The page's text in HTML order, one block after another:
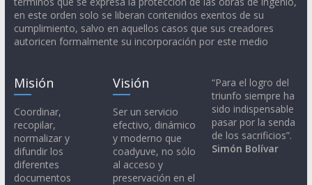
en este orden solo se liberan contenidos exentos de su
cumplimiento, salvo en aquellos casos que sus creadores
autoricen formalmente su incorporación por este medio
Misión
Coordinar,
recopilar,
normalizar y
difundir los
diferentes
documentos
Visión
Ser un servicio
efectivo, dinámico
y moderno que
coadyuve, no sólo
al acceso y
preservación en el
“Para el logro del
triunfo siempre ha
sido indispensable
pasar por la senda
de los sacrificios”.
Simón Bolívar